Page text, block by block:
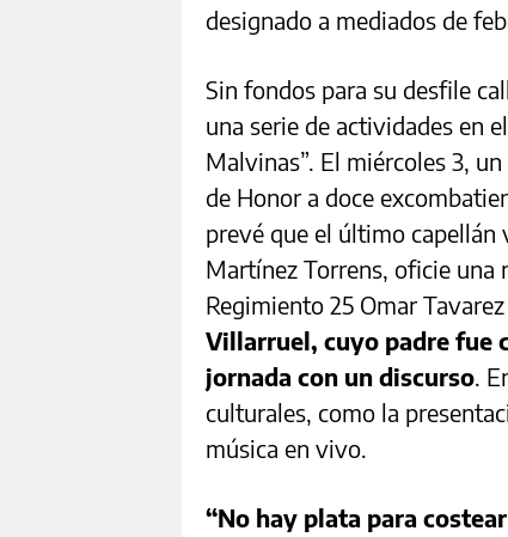
designado a mediados de
Sin fondos para su desfile
una serie de actividades en
Malvinas”. El miércoles 3,
de Honor a doce
prevé que el último
Martínez Torrens, oficie una
Regimiento 25 Omar
Villarruel, cuyo padre fue
jornada con un discurso.
culturales, como la
música en vivo.
“No hay plata para